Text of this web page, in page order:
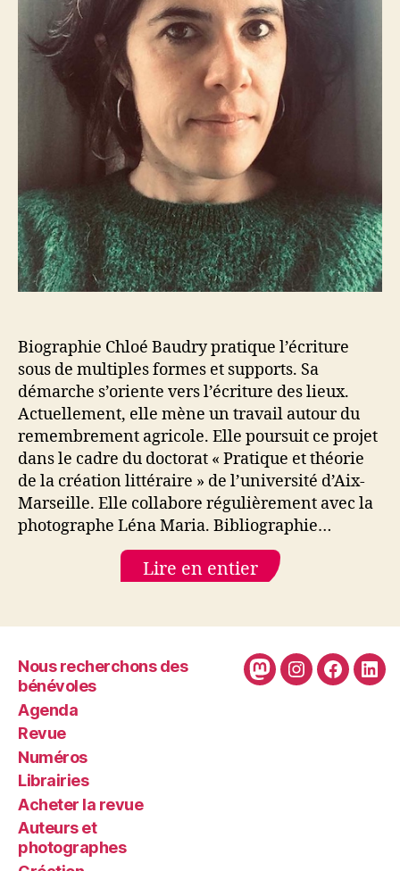
Biographie Chloé Baudry pratique l’écriture
sous de multiples formes et supports. Sa
démarche s’oriente vers l’écriture des lieux.
Actuellement, elle mène un travail autour du
remembrement agricole. Elle poursuit ce projet
dans le cadre du doctorat « Pratique et théorie
de la création littéraire » de l’université d’Aix-
Marseille. Elle collabore régulièrement avec la
photographe Léna Maria. Bibliographie…
Lire en entier
Nous recherchons des
bénévoles
Agenda
Revue
Numéros
Librairies
Acheter la revue
Auteurs et
photographes
MastodonInstagram